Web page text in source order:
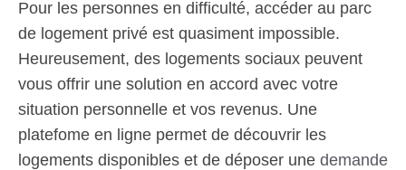
Pour les personnes en difficulté, accéder au parc
de logement privé est quasiment impossible.
Heureusement, des logements sociaux peuvent
vous offrir une solution en accord avec votre
situation personnelle et vos revenus. Une
platefome en ligne permet de découvrir les
logements disponibles et de déposer une demande